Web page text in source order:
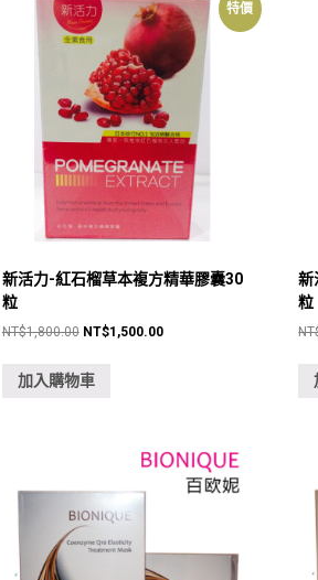
特價
新活力-紅石榴草本複方精華膠囊30
粒
NT$1,800.00 原
價
格：
NT$1,500.00目
加入購物車
新
粒